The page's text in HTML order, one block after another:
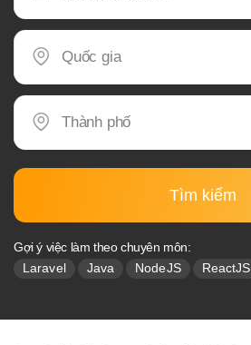
Tìm kiếm
Gợi ý việc làm theo chuyên môn:
Laravel Java NodeJS ReactJS